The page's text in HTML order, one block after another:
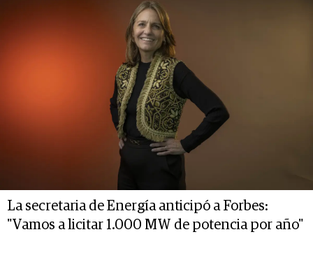
La secretaria de Energía anticipó a Forbes:
"Vamos a licitar 1.000 MW de potencia por año"